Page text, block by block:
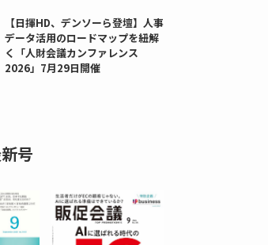
【日揮HD、デンソーら登壇】人事
データ活用のロードマップを紐解
く「人財会議カンファレンス
2026」7月29日開催
号